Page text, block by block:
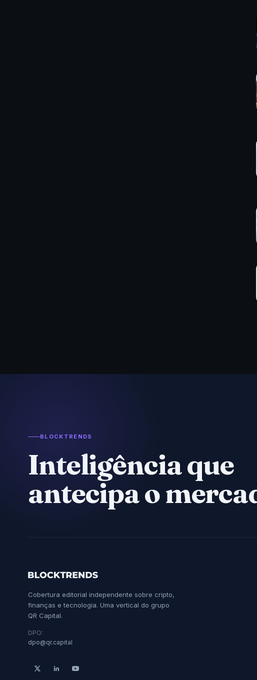
BLOCKTRENDS
Inteligência que
antecipa o
Cobertura editorial independente sobre cripto,
finanças e tecnologia. Uma vertical do grupo
QR Capital.
DPO:
dpo@qr.capital